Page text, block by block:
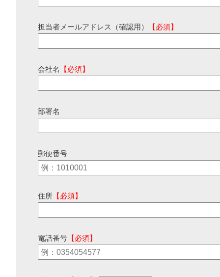
担当者メールアドレス（確認用） 【必須】
会社名 【必須】
部署名
郵便番号
住所 【必須】
電話番号 【必須】